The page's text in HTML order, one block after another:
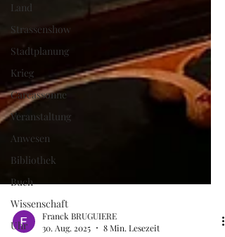
Land
Strassenshow
Stadtplanung
Krieg
Carcassonne
Veranstaltung
Anwesen
Bibliothek
Buch
Wissenschaft
Uhr